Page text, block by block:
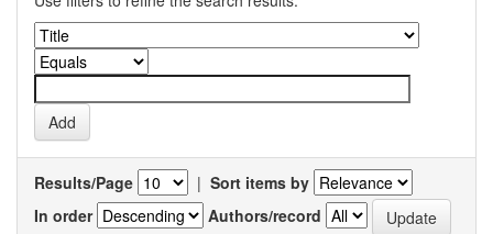
Results/Page | Sort items by
In order
Authors/record